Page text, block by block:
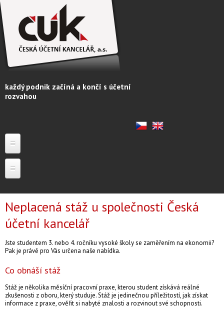
Přejít k hlavnímu obsahu
každý podnik začíná a končí s účetní
rozvahou
MZDY
AUDIT
FINANČNÍ PORADENSTVÍ
Neplacená stáž u společnosti Česká
účetní kancelář
Jste studentem 3. nebo 4. ročníku vysoké školy se zaměřením na ekonomii?
Pak je právě pro Vás určena naše nabídka.
Co obnáší stáž
Stáž je několika měsíční pracovní praxe, kterou student získává reálné
zkušenosti z oboru, který studuje. Stáž je jedinečnou příležitostí, jak získat
informace z praxe, ověřit si nabyté znalosti a rozvinout své schopnosti.